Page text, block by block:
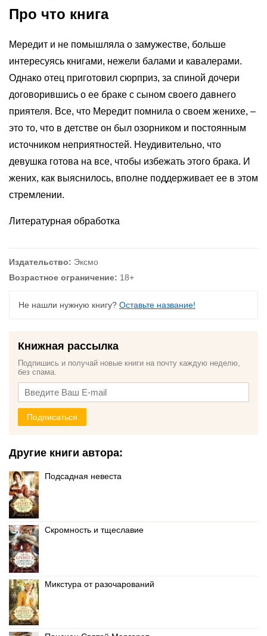
Про что книга
Мередит и не помышляла о замужестве, больше
интересуясь книгами, нежели балами и кавалерами.
Однако отец приготовил сюрприз, за спиной дочери
договорившись о ее браке с сыном своего давнего
приятеля. Все, что Мередит помнила о своем женихе, –
это то, что в детстве он был озорником и постоянным
источником неприятностей. Неудивительно, что
девушка готова на все, чтобы избежать этого брака. И
жених, как выяснилось, вполне поддерживает ее в этом
стремлении.
Литературная обработка
Издательство: Эксмо
Возрастное ограничение: 18+
Не нашли нужную книгу? Оставьте название!
Книжная рассылка
Подпишись и получай новые книги на почту каждую неделю,
без спама.
Подписаться
Другие книги автора:
Подсадная невеста
Скромность и тщеславие
Микстура от разочарований